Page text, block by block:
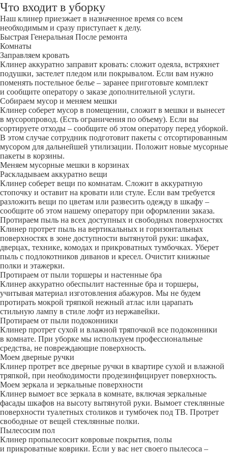
Что входит в уборку
Наш клинер приезжает в назначенное время со всем
необходимым и сразу приступает к делу.
Быстрая Генеральная После ремонта
Комнаты
Заправляем кровать
Клинер аккуратно заправит кровать: сложит одеяла, встряхнет
подушки, застелет пледом или покрывалом. Если вам нужно
поменять постельное белье – заранее приготовьте комплект
и сообщите оператору о заказе дополнительной услуги.
Собираем мусор и меняем мешки
Клинер соберет мусор в помещении, сложит в мешки и вынесет
в мусоропровод. (Есть ограничения по объему). Если вы
сортируете отходы – сообщите об этом оператору перед уборкой.
В этом случае сотрудник подготовит пакеты с отсортированным
мусором для дальнейшей утилизации. Положит новые мусорные
пакеты в корзины.
Меняем мусорные мешки в корзинах
Раскладываем аккуратно вещи
Клинер соберет вещи по комнатам. Сложит в аккуратную
стопочку и оставит на кровати или стуле. Если вам требуется
разложить вещи по цветам или развесить одежду в шкафу –
сообщите об этом нашему оператору при оформлении заказа.
Протираем пыль на всех доступных и свободных поверхностях
Клинер протрет пыль на вертикальных и горизонтальных
поверхностях в зоне доступности вытянутой руки: шкафах,
дверцах, технике, комодах и прикроватных тумбочках. Уберет
пыль с подлокотников диванов и кресел. Очистит книжные
полки и этажерки.
Протираем от пыли торшеры и настенные бра
Клинер аккуратно обеспылит настенные бра и торшеры,
учитывая материал изготовления абажуров. Мы не будем
протирать мокрой тряпкой нежный атлас или царапать
стильную лампу в стиле лофт из нержавейки.
Протираем от пыли подоконники
Клинер протрет сухой и влажной тряпочкой все подоконники
в комнате. При уборке мы используем профессиональные
средства, не повреждающие поверхность.
Моем дверные ручки
Клинер протрет все дверные ручки в квартире сухой и влажной
тряпкой, при необходимости продезинфицирует поверхность.
Моем зеркала и зеркальные поверхности
Клинер вымоет все зеркала в комнате, включая зеркальные
фасады шкафов на высоту вытянутой руки. Вымоет стеклянные
поверхности туалетных столиков и тумбочек под ТВ. Протрет
свободные от вещей стеклянные полки.
Пылесосим пол
Клинер пропылесосит ковровые покрытия, полы
и прикроватные коврики. Если у вас нет своего пылесоса –